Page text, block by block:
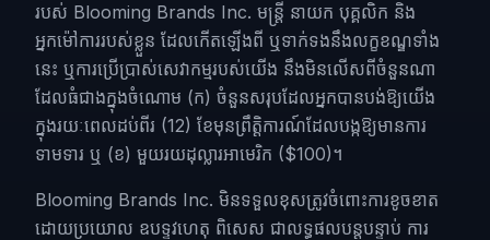
របស់ Blooming Brands Inc. មន្ត្រី នាយក បុគ្គលិក និង
អ្នកម៉ៅការរបស់ខ្លួន ដែលកើតឡើងពី ឬទាក់ទងនឹងលក្ខខណ្ឌទាំង
នេះ ឬការប្រើប្រាស់សេវាកម្មរបស់យើង នឹងមិនលើសពីចំនួនណា
ដែលធំជាងក្នុងចំណោម (ក) ចំនួនសរុបដែលអ្នកបានបង់ឱ្យយើង
ក្នុងរយៈពេលដប់ពីរ (12) ខែមុនព្រឹត្តិការណ៍ដែលបង្កឱ្យមានការ
ទាមទារ ឬ (ខ) មួយរយដុល្លារអាមេរិក ($100)។
Blooming Brands Inc. មិនទទួលខុសត្រូវចំពោះការខូចខាត
ដោយប្រយោល ឧបទ្ទវហេតុ ពិសេស ជាលទ្ធផលបន្តបន្ទាប់ ការ